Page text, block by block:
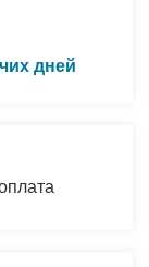
дней